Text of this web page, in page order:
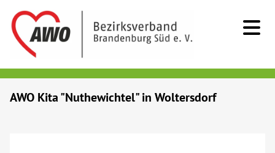
AWO Kita "Nuthewichtel" in Woltersdorf